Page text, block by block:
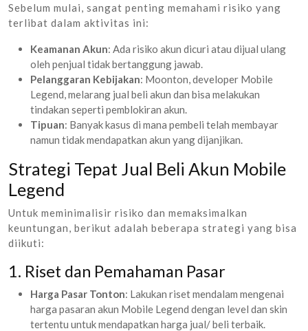
Sebelum mulai, sangat penting memahami risiko yang
terlibat dalam aktivitas ini:
Keamanan Akun: Ada risiko akun dicuri atau dijual ulang
oleh penjual tidak bertanggung jawab.
Pelanggaran Kebijakan: Moonton, developer Mobile
Legend, melarang jual beli akun dan bisa melakukan
tindakan seperti pemblokiran akun.
Tipuan: Banyak kasus di mana pembeli telah membayar
namun tidak mendapatkan akun yang dijanjikan.
Strategi Tepat Jual Beli Akun Mobile
Legend
Untuk meminimalisir risiko dan memaksimalkan
keuntungan, berikut adalah beberapa strategi yang bisa
diikuti:
1. Riset dan Pemahaman Pasar
Harga Pasar Tonton: Lakukan riset mendalam mengenai
harga pasaran akun Mobile Legend dengan level dan skin
tertentu untuk mendapatkan harga jual/ beli terbaik.